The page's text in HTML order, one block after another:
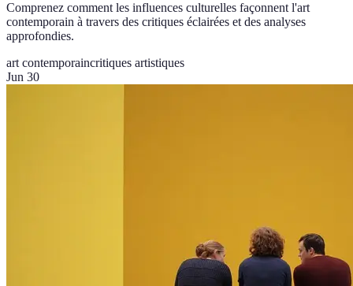
Comprenez comment les influences culturelles façonnent l'art
contemporain à travers des critiques éclairées et des analyses
approfondies.
art contemporaincritiques artistiques
Jun 30